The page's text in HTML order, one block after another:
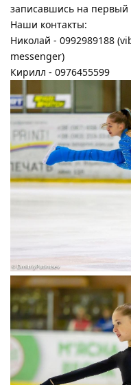
записавшись на первый
Наши контакты:
Николай - 0992989188
messenger)
Кирилл - 0976455599